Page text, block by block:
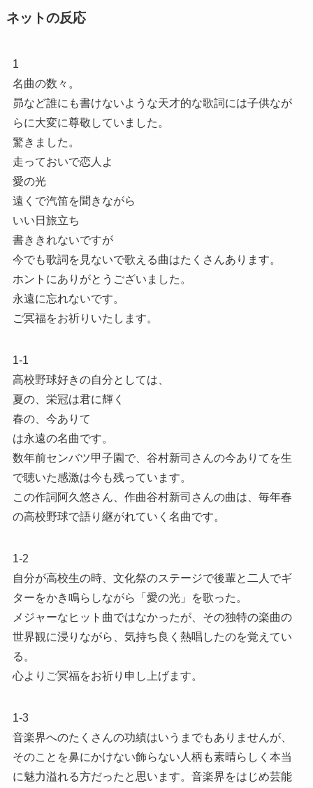
ネットの反応
1
名曲の数々。
昴など誰にも書けないような天才的な歌詞には子供なが
らに大変に尊敬していました。
驚きました。
走っておいで恋人よ
愛の光
遠くで汽笛を聞きながら
いい日旅立ち
書ききれないですが
今でも歌詞を見ないで歌える曲はたくさんあります。
ホントにありがとうございました。
永遠に忘れないです。
ご冥福をお祈りいたします。
1-1
高校野球好きの自分としては、
夏の、栄冠は君に輝く
春の、今ありて
は永遠の名曲です。
数年前センバツ甲子園で、谷村新司さんの今ありてを生
で聴いた感激は今も残っています。
この作詞阿久悠さん、作曲谷村新司さんの曲は、毎年春
の高校野球で語り継がれていく名曲です。
1-2
自分が高校生の時、文化祭のステージで後輩と二人でギ
ターをかき鳴らしながら「愛の光」を歌った。
メジャーなヒット曲ではなかったが、その独特の楽曲の
世界観に浸りながら、気持ち良く熱唱したのを覚えてい
る。
心よりご冥福をお祈り申し上げます。
1-3
音楽界へのたくさんの功績はいうまでもありませんが、
そのことを鼻にかけない飾らない人柄も素晴らしく本当
に魅力溢れる方だったと思います。音楽界をはじめ芸能